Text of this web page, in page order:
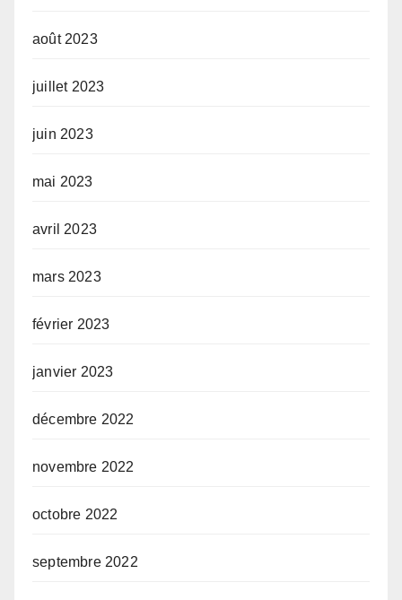
août 2023
juillet 2023
juin 2023
mai 2023
avril 2023
mars 2023
février 2023
janvier 2023
décembre 2022
novembre 2022
octobre 2022
septembre 2022